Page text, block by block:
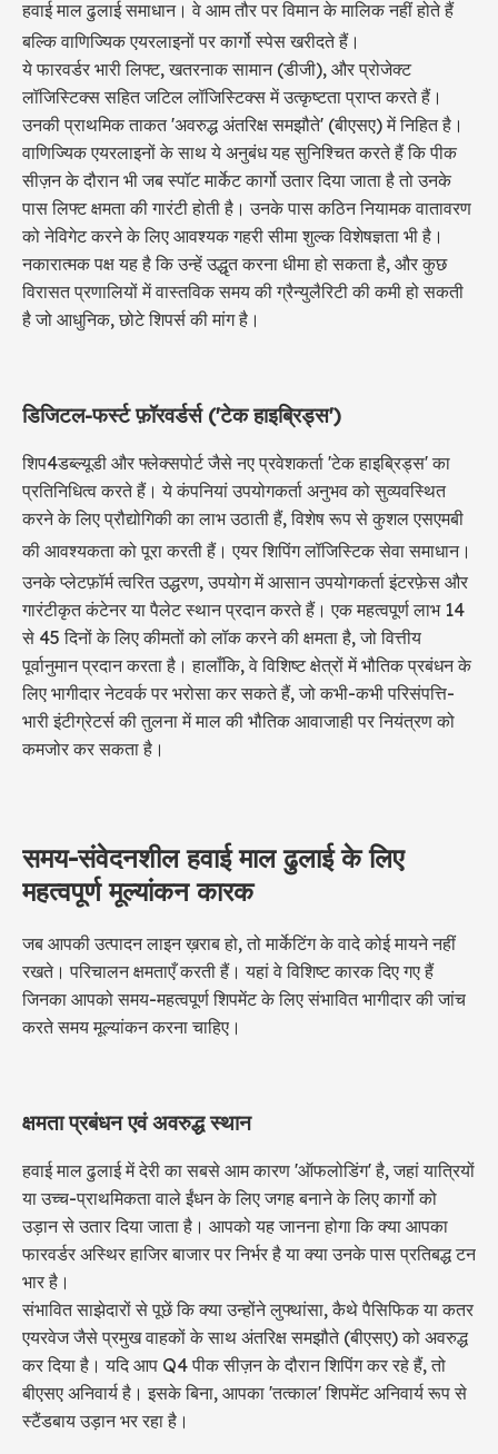
हवाई माल ढुलाईसमाधान। वे आम तौर पर विमान के मालिक नहीं होते हैं
बल्कि वाणिज्यिक एयरलाइनों पर कार्गो स्पेस खरीदते हैं।
ये फारवर्डर भारी लिफ्ट, खतरनाक सामान (डीजी), और प्रोजेक्ट
लॉजिस्टिक्स सहित जटिल लॉजिस्टिक्स में उत्कृष्टता प्राप्त करते हैं।
उनकी प्राथमिक ताकत 'अवरुद्ध अंतरिक्ष समझौते' (बीएसए) में निहित है।
वाणिज्यिक एयरलाइनों के साथ ये अनुबंध यह सुनिश्चित करते हैं कि पीक
सीज़न के दौरान भी जब स्पॉट मार्केट कार्गो उतार दिया जाता है तो उनके
पास लिफ्ट क्षमता की गारंटी होती है। उनके पास कठिन नियामक वातावरण
को नेविगेट करने के लिए आवश्यक गहरी सीमा शुल्क विशेषज्ञता भी है।
नकारात्मक पक्ष यह है कि उन्हें उद्धृत करना धीमा हो सकता है, और कुछ
विरासत प्रणालियों में वास्तविक समय की ग्रैन्युलैरिटी की कमी हो सकती
है जो आधुनिक, छोटे शिपर्स की मांग है।
डिजिटल-फर्स्ट फ़ॉरवर्डर्स ('टेक हाइब्रिड्स')
शिप4डब्ल्यूडी और फ्लेक्सपोर्ट जैसे नए प्रवेशकर्ता 'टेक हाइब्रिड्स' का
प्रतिनिधित्व करते हैं। ये कंपनियां उपयोगकर्ता अनुभव को सुव्यवस्थित
करने के लिए प्रौद्योगिकी का लाभ उठाती हैं, विशेष रूप से कुशल एसएमबी
की आवश्यकता को पूरा करती हैं।एयर शिपिंग लॉजिस्टिक सेवासमाधान।
उनके प्लेटफ़ॉर्म त्वरित उद्धरण, उपयोग में आसान उपयोगकर्ता इंटरफ़ेस और
गारंटीकृत कंटेनर या पैलेट स्थान प्रदान करते हैं। एक महत्वपूर्ण लाभ 14
से 45 दिनों के लिए कीमतों को लॉक करने की क्षमता है, जो वित्तीय
पूर्वानुमान प्रदान करता है। हालाँकि, वे विशिष्ट क्षेत्रों में भौतिक प्रबंधन के
लिए भागीदार नेटवर्क पर भरोसा कर सकते हैं, जो कभी-कभी परिसंपत्ति-
भारी इंटीग्रेटर्स की तुलना में माल की भौतिक आवाजाही पर नियंत्रण को
कमजोर कर सकता है।
समय-संवेदनशील हवाई माल ढुलाई के लिए
महत्वपूर्ण मूल्यांकन कारक
जब आपकी उत्पादन लाइन ख़राब हो, तो मार्केटिंग के वादे कोई मायने नहीं
रखते। परिचालन क्षमताएँ करती हैं। यहां वे विशिष्ट कारक दिए गए हैं
जिनका आपको समय-महत्वपूर्ण शिपमेंट के लिए संभावित भागीदार की जांच
करते समय मूल्यांकन करना चाहिए।
क्षमता प्रबंधन एवं अवरुद्ध स्थान
हवाई माल ढुलाई में देरी का सबसे आम कारण 'ऑफलोडिंग' है, जहां यात्रियों
या उच्च-प्राथमिकता वाले ईंधन के लिए जगह बनाने के लिए कार्गो को
उड़ान से उतार दिया जाता है। आपको यह जानना होगा कि क्या आपका
फारवर्डर अस्थिर हाजिर बाजार पर निर्भर है या क्या उनके पास प्रतिबद्ध टन
भार है।
संभावित साझेदारों से पूछें कि क्या उन्होंने लुफ्थांसा, कैथे पैसिफिक या कतर
एयरवेज जैसे प्रमुख वाहकों के साथ अंतरिक्ष समझौते (बीएसए) को अवरुद्ध
कर दिया है। यदि आप Q4 पीक सीज़न के दौरान शिपिंग कर रहे हैं, तो
बीएसए अनिवार्य है। इसके बिना, आपका 'तत्काल' शिपमेंट अनिवार्य रूप से
स्टैंडबाय उड़ान भर रहा है।